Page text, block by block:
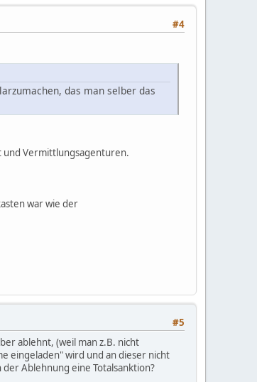
#4
das man selber das
und Vermittlungsagenturen.
war wie der
#5
ablehnt, (weil man z.B. nicht
eingeladen" wird und an dieser nicht
Ablehnung eine Totalsanktion?